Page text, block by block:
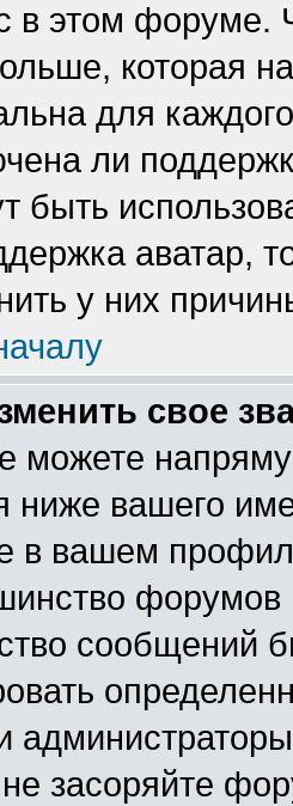
в этом форуме.
которая
для
ли
быть
аватар,
у них
свое
можете
ниже вашего
в вашем
форумов
сообщений
засоряйте